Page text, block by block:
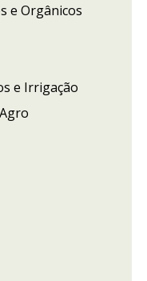
e Orgânicos
e Irrigação